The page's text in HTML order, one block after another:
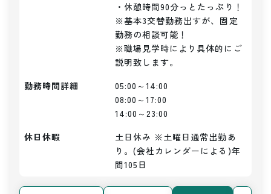
・休憩時間90分っとたっぷり！
※基本3交替勤務出すが、固定
勤務の相談可能！
※職場見学時により具体的にご
説明致します。
勤務時間詳細
05:00～14:00
08:00～17:00
14:00～23:00
休日休暇
土日休み ※土曜日通常出勤あ
り。(会社カレンダーによる)年
間105日